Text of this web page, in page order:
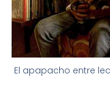
El apapacho entre